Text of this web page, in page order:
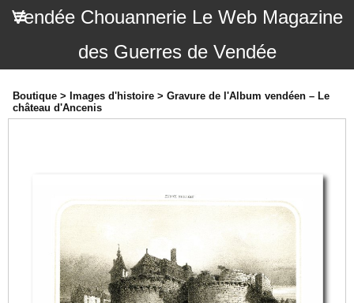
Vendée Chouannerie Le Web Magazine
des Guerres de Vendée
Boutique > Images d'histoire > Gravure de l'Album vendéen – Le
château d'Ancenis